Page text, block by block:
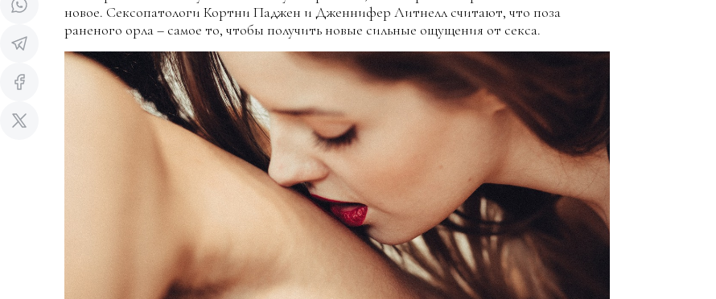
новое. Сексопатологи Кортни Паджен и Дженнифер Литнелл считают, что поза
раненого орла – самое то, чтобы получить новые сильные ощущения от секса.